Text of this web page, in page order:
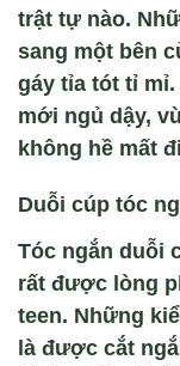
trật tự nào.
sang một bên
gáy tỉa tót tỉ
mới ngủ dậy,
không hề mất
Duỗi cúp tóc
Tóc ngắn duỗi
rất được lòng
teen. Những
là được cắt